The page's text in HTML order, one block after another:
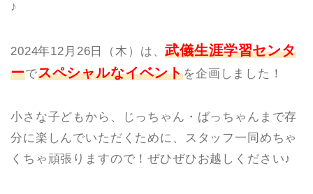
♪
2024年12月26日（木）は、武儀生涯学習センタ
ーでスペシャルなイベントを企画しました！
小さな子どもから、じっちゃん・ばっちゃんまで存
分に楽しんでいただくために、スタッフ一同めちゃ
くちゃ頑張りますので！ぜひぜひお越しください♪